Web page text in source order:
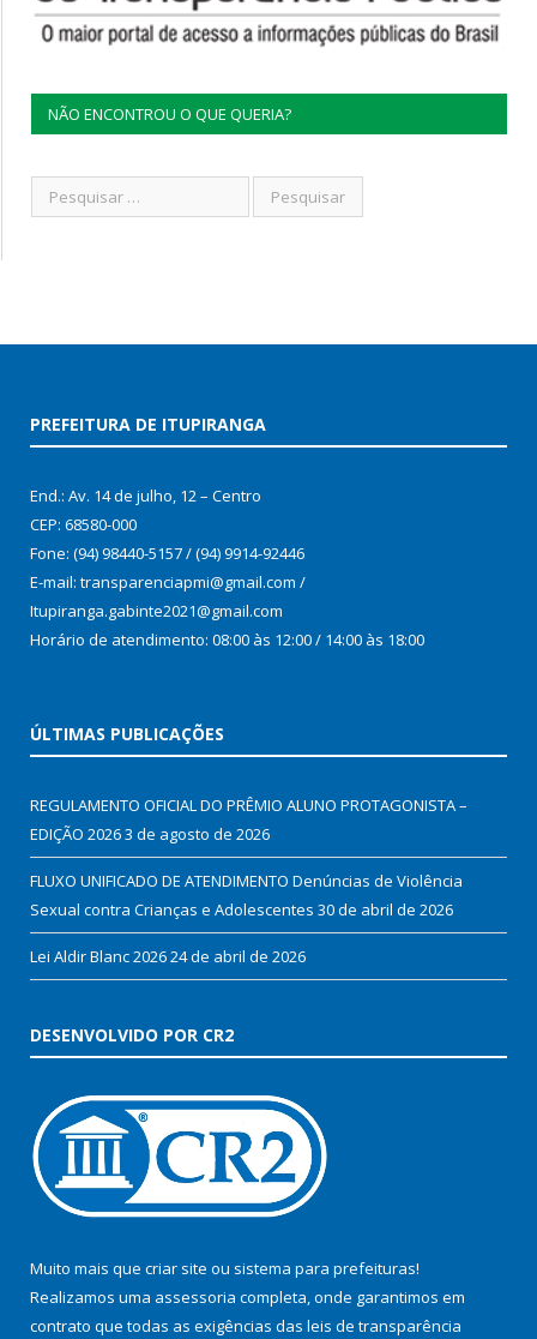
NÃO ENCONTROU O QUE QUERIA?
PREFEITURA DE ITUPIRANGA
End.: Av. 14 de julho, 12 – Centro
CEP: 68580-000
Fone: (94) 98440-5157 / (94) 9914-92446
E-mail: transparenciapmi@gmail.com /
Itupiranga.gabinte2021@gmail.com
Horário de atendimento: 08:00 às 12:00 / 14:00 às 18:00
ÚLTIMAS PUBLICAÇÕES
REGULAMENTO OFICIAL DO PRÊMIO ALUNO PROTAGONISTA –
EDIÇÃO 20263 de agosto de 2026
FLUXO UNIFICADO DE ATENDIMENTO Denúncias de Violência
Sexual contra Crianças e Adolescentes 30 de abril de 2026
Lei Aldir Blanc 202624 de abril de 2026
DESENVOLVIDO POR CR2
Muito mais que criar site ou sistema para prefeituras!
Realizamos uma assessoria completa, onde garantimos em
contrato que todas as exigências das leis de transparência